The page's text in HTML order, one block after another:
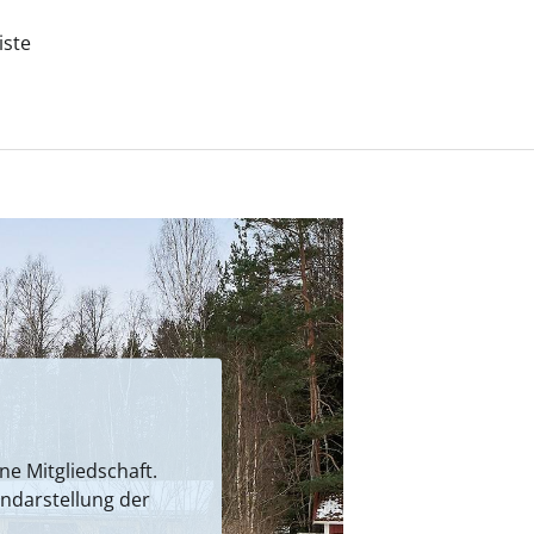
Mitgliedschaft.
der